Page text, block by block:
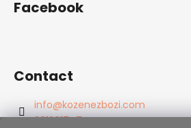
Facebook
Contact
info@kozenezbozi.com
381281747